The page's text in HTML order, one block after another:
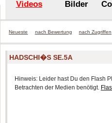
Videos Bilder
Neueste nach Bewertung nach Zugriffen
HADSCHI�S SE.5A
Hinweis: Leider hast Du den Flash
Betrachten der Medien benötigt.